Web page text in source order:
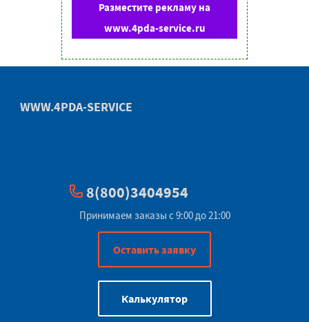
Разместите рекламу на
www.4pda-service.ru
WWW.4PDA-SERVICE
8(800)3404954
Принимаем заказы с 9:00 до 21:00
Оставить заявку
Калькулятор